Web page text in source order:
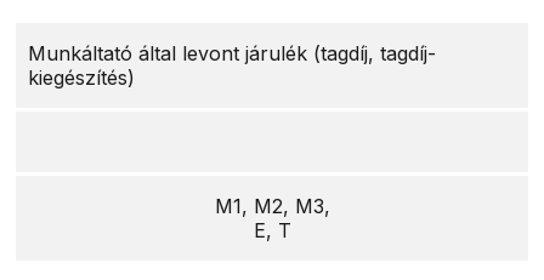
Munkáltató által levont járulék (tagdíj, tagdíj-
kiegészítés)
M1, M2, M3,
E, T